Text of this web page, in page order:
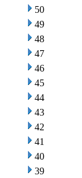
50
49
48
47
46
45
44
43
42
41
40
39